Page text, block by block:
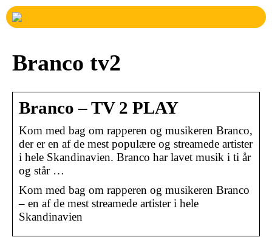
Branco tv2
Branco – TV 2 PLAY
Kom med bag om rapperen og musikeren Branco,
der er en af de mest populære og streamede artister
i hele Skandinavien. Branco har lavet musik i ti år
og står …
Kom med bag om rapperen og musikeren Branco
– en af de mest streamede artister i hele
Skandinavien